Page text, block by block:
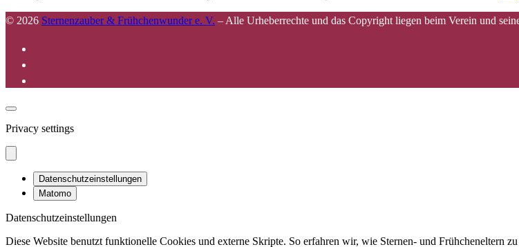
© 2026 Sternenzauber & Frühchenwunder e. V. – Alle Urheberrechte und das Copyright liegen beim Verein und
Privacy settings
Datenschutzeinstellungen
Matomo
Datenschutzeinstellungen
Diese Website benutzt funktionelle Cookies und externe Skripte. So erfahren wir, wie Sternen- und Frühcheneltern